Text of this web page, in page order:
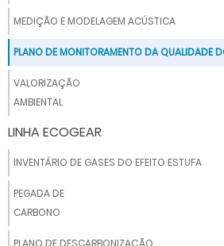
MEDIÇÃO E MODELAGEM ACÚSTICA
PLANO DE MONITORAMENTO DA QUALIDADE
VALORIZAÇÃO
AMBIENTAL
LINHA ECOGEAR
INVENTÁRIO DE GASES DO EFEITO ESTUFA
PEGADA DE
CARBONO